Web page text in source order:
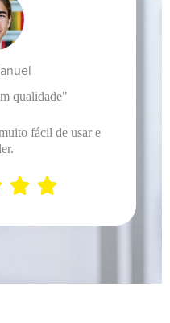
qualidade"
fácil de usar e
 